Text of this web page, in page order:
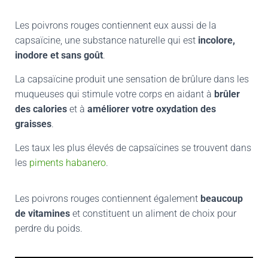
Les poivrons rouges contiennent eux aussi de la
capsaïcine, une substance naturelle qui est incolore,
inodore et sans goût.
La capsaïcine produit une sensation de brûlure dans les
muqueuses qui stimule votre corps en aidant à brûler
des calories et à améliorer votre oxydation des
graisses.
Les taux les plus élevés de capsaïcines se trouvent dans
les piments habanero.
Les poivrons rouges contiennent également beaucoup
de vitamines et constituent un aliment de choix pour
perdre du poids.